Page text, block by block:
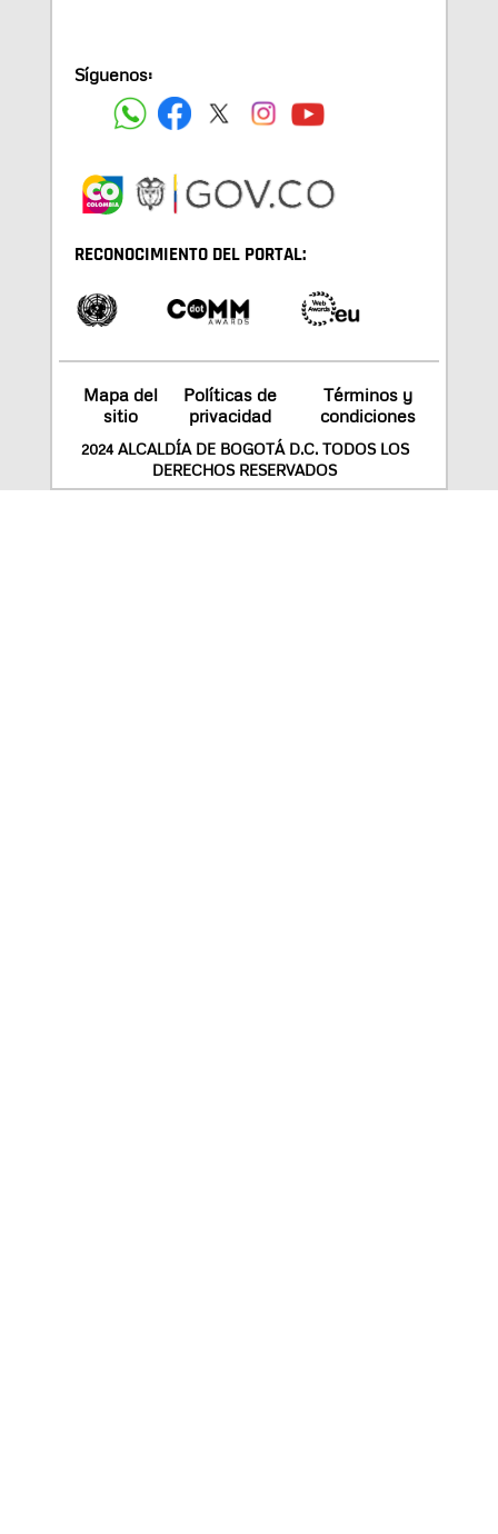
Síguenos:
RECONOCIMIENTO DEL PORTAL:
Mapa del
sitio
Políticas de
privacidad
Términos y
condiciones
2024 ALCALDÍA DE BOGOTÁ D.C. TODOS LOS
DERECHOS RESERVADOS